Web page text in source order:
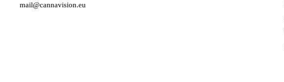
mail@cannavision.eu